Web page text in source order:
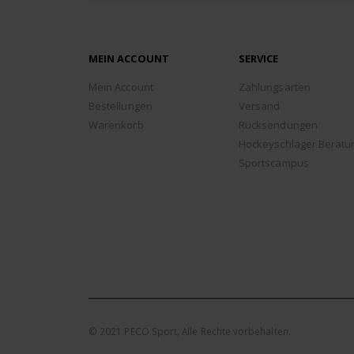
MEIN ACCOUNT
Mein Account
Bestellungen
Warenkorb
SERVICE
Zahlungsarten
Versand
Rücksendungen
Hockeyschläger
Sportscampus
© 2021 PECO Sport, Alle Rechte vorbehalten.